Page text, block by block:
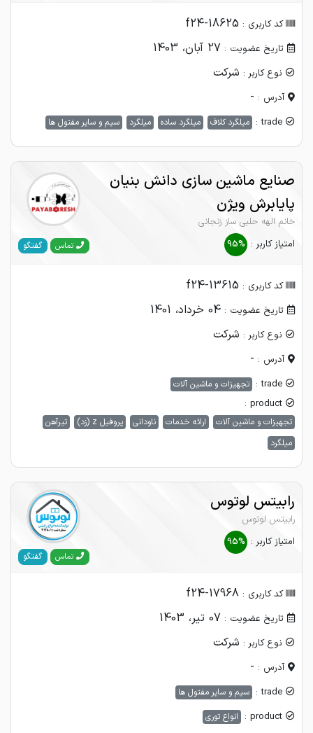
کد کاربری : f24-18625
تاریخ عضویت : 27 آبان، 1403
نوع کاربر : شرکت
آدرس : -
trade : میلگرد کلاف میلگرد ساده میلگرد سیم و سایر مفتول ها
صنایع ماشین سازی دانش بنیان
پایابرش ویژن
خانم الهه حلبی ساز زنجانی
امتیاز کاربر : 95% تماس گفتگو
کد کاربری : f24-13615
تاریخ عضویت : 04 خرداد، 1401
نوع کاربر : شرکت
آدرس : -
trade : تجهیزات و ماشین آلات
product :
تجهیزات و ماشین آلات ارائه خدمات ناودانی پروفیل z (زد)
تیرآهن
میلگرد
رابیتس لوتوس
رابیتس لوتوس
امتیاز کاربر : 95%
تماس گفتگو
کد کاربری : f24-17968
تاریخ عضویت : 07 تیر، 1403
نوع کاربر : شرکت
آدرس : -
trade : سیم و سایر مفتول ها
product : انواع توری